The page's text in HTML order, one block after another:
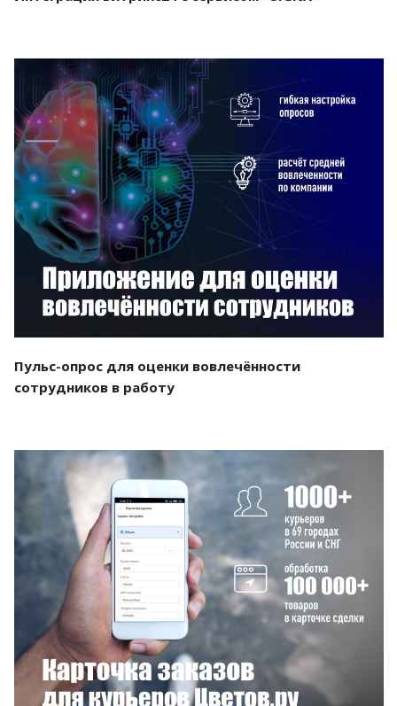
Смотреть проект
Пульс-опрос для оценки вовлечённости
сотрудников в работу
Смотреть проект